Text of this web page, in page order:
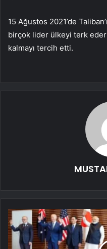
15 Ağustos 2021’de
birçok lider ülkeyi terk
kalmayı tercih etti.